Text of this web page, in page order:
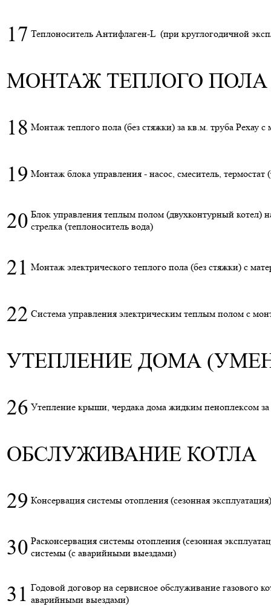
17 Теплоноситель Антифлаген-L (при круглогодичной
МОНТАЖ ТЕПЛОГО ПОЛА
18 Монтаж теплого пола (без стяжки) за кв.м. труба Рехау
19 Монтаж блока управления - насос, смеситель, термостат
20 Блок управления теплым полом (двухконтурный котел)
стрелка (теплоноситель вода)
21 Монтаж электрического теплого пола (без стяжки) с
22 Система управления электрическим теплым полом с
УТЕПЛЕНИЕ ДОМА
26 Утепление крыши, чердака дома жидким пеноплексом
ОБСЛУЖИВАНИЕ КОТЛА
29 Консервация системы отопления (сезонная
30 Расконсервация системы отопления (сезонная
системы (с аварийными выездами)
31 Годовой договор на сервисное обслуживание газового
аварийными выездами)